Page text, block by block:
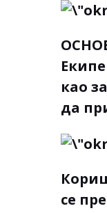
као
да
се